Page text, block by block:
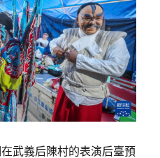
武義后陳村的表演后臺預